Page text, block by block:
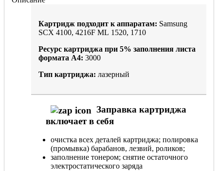
Картридж подходит к аппаратам: Samsung
SCX 4100, 4216F ML 1520, 1710
Ресурс картриджа при 5% заполнения листа
формата А4: 3000
Тип картриджа: лазерный
Заправка картриджа
включает в себя
очистка всех деталей картриджа; полировка
(промывка) барабанов, лезвий, роликов;
заполнение тонером; снятие остаточного
электростатического заряда